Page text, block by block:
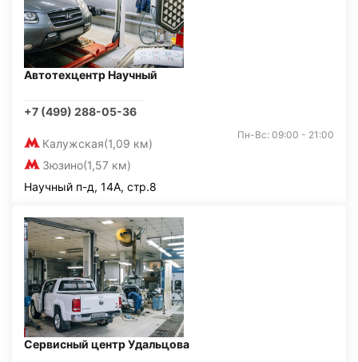
Автотехцентр Научный
+7 (499) 288-05-36
Калужская(1,09 км)
Зюзино(1,57 км)
Пн-Вс: 09:00 - 21:00
Научный п-д, 14А, стр.8
Сервисный центр Удальцова